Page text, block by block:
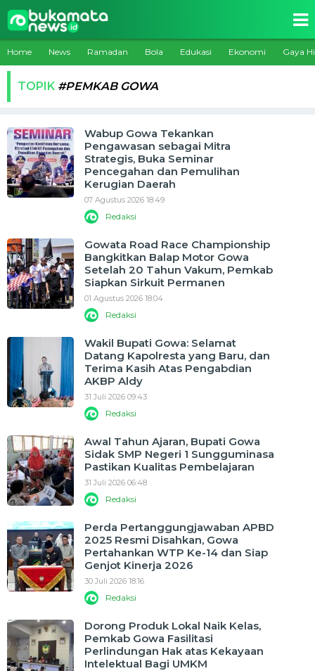
Home News Ramadan Bola Edukasi Ekonomi Gaya
TOPIK #PEMKAB GOWA
Wabup Gowa Tekankan
Pengawasan sebagai Mitra
Strategis, Buka Seminar
Pencegahan dan Pemulihan
Kerugian Daerah
07 Agustus 2026 18:49
Redaksi
Gowata Road Race Championship
Bangkitkan Balap Motor Gowa
Setelah 20 Tahun Vakum, Pemkab
Siapkan Sirkuit Permanen
01 Agustus 2026 18:04
Redaksi
Wakil Bupati Gowa: Selamat
Datang Kapolresta yang Baru, dan
Terima Kasih Atas Pengabdian
AKBP Aldy
31 Juli 2026 09:43
Redaksi
Awal Tahun Ajaran, Bupati Gowa
Sidak SMP Negeri 1 Sungguminasa
Pastikan Kualitas Pembelajaran
31 Juli 2026 06:48
Redaksi
Perda Pertanggungjawaban APBD
2025 Resmi Disahkan, Gowa
Pertahankan WTP Ke-14 dan Siap
Genjot Kinerja 2026
30 Juli 2026 18:16
Redaksi
Dorong Produk Lokal Naik Kelas,
Pemkab Gowa Fasilitasi
Perlindungan Hak atas Kekayaan
Intelektual Bagi UMKM